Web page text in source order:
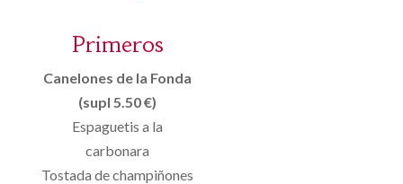
Primeros
Canelones de la Fonda
(supl 5.50 €)
Espaguetis a la
carbonara
Tostada de champiñones